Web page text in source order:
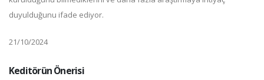
duyulduğunu ifade ediyor.
21/10/2024
Keditörün Önerisi